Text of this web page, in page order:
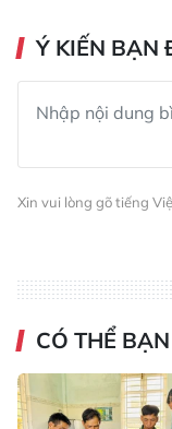
Ý KIẾN BẠN
Xin vui lòng gõ tiếng
CÓ THỂ